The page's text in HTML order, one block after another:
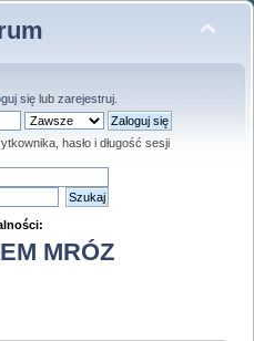
sięlub zarejestruj.
hasło i długość sesji
MRÓZ